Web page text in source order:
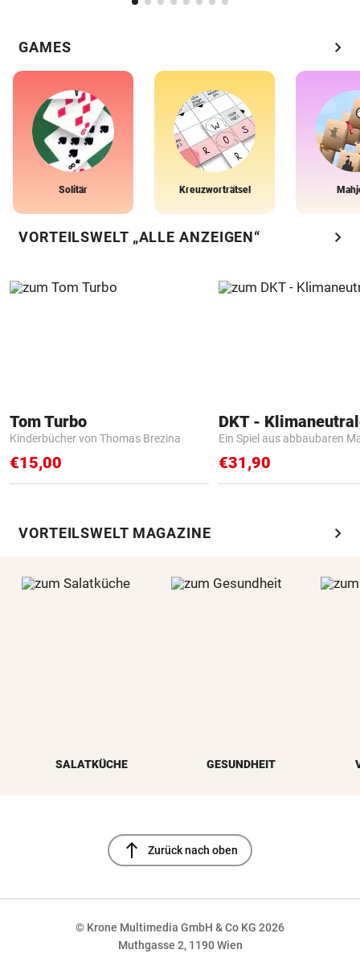
GAMES chevron_right
Solitär Kreuzworträtsel
VORTEILSWELT „ALLE ANZEIGEN“ chevron_right
Tom Turbo
Kinderbücher von Thomas Brezina
€15,00
Ein Spiel aus abbaubaren
€31,90
VORTEILSWELT MAGAZINE chevron_right
SALATKÜCHE GESUNDHEIT
north Zurück nach oben
© Krone Multimedia GmbH & Co KG 2026
Muthgasse 2, 1190 Wien